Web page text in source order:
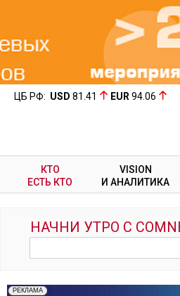
ЦБ РФ: USD 81.41 EUR 94.06
КТО
ЕСТЬ КТО
VISION
И АНАЛИТИКА